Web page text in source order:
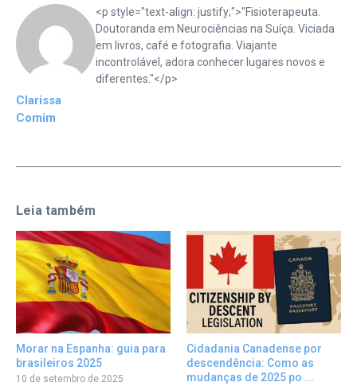
Clarissa
Comim
<p style="text-align: justify;">"Fisioterapeuta.
Doutoranda em Neurociências na Suíça. Viciada
em livros, café e fotografia. Viajante
incontrolável, adora conhecer lugares novos e
diferentes."</p>
Leia também
Morar na Espanha: guia para
brasileiros 2025
10 de setembro de 2025
Cidadania Canadense por
descendência: Como as
mudanças de 2025 po ...